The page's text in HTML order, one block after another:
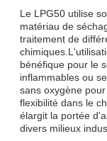
Le LPG50 utilise
matériau de
traitement de
bénéfique pour le
inflammables ou
sans oxygène
flexibilité dans le
élargit la portée
divers milieux